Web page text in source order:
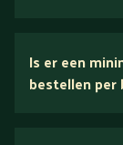
Is er een
bestellen per